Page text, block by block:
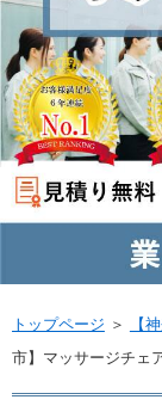
トップページ ＞ 【
市】マッサージチェ